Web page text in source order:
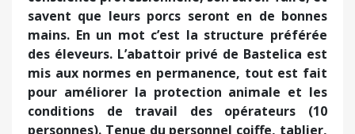
savent que leurs porcs seront en de bonnes
mains. En un mot c’est la structure préférée
des éleveurs. L’abattoir privé de Bastelica est
mis aux normes en permanence, tout est fait
pour améliorer la protection animale et les
conditions de travail des opérateurs (10
personnes). Tenue du personnel coiffe, tablier,